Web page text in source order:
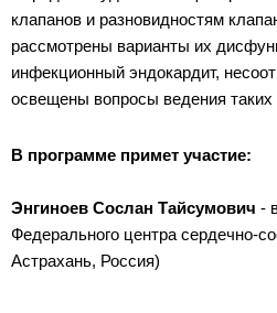
клапанов и разновидностям
рассмотрены варианты их
инфекционный эндокардит,
освещены вопросы ведения таких
В программе примет участие:
Энгиноев Сослан Тайсумович -
Федерального центра сердечно-
Астрахань, Россия)